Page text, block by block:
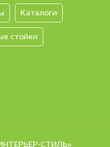
Каталоги
стойки
СТИЛЬ»